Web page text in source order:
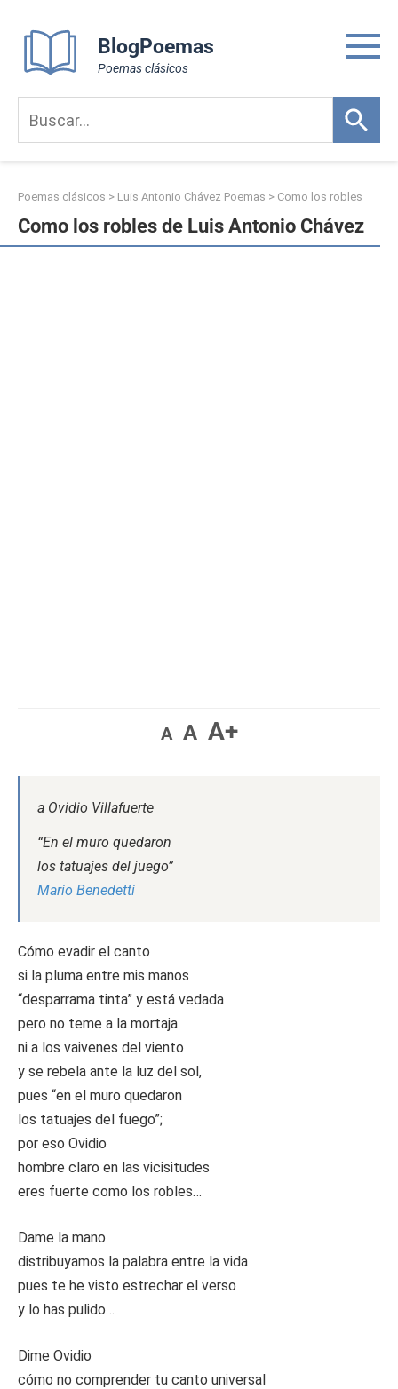
content
BlogPoemas
Poemas clásicos
Poemas clásicos > Luis Antonio Chávez Poemas > Como los robles
Como los robles de Luis Antonio Chávez
A A A+
a Ovidio Villafuerte
“En el muro quedaron
los tatuajes del juego”
Mario Benedetti
Cómo evadir el canto
si la pluma entre mis manos
“desparrama tinta” y está vedada
pero no teme a la mortaja
ni a los vaivenes del viento
y se rebela ante la luz del sol,
pues “en el muro quedaron
los tatuajes del fuego”;
por eso Ovidio
hombre claro en las vicisitudes
eres fuerte como los robles…
Dame la mano
distribuyamos la palabra entre la vida
pues te he visto estrechar el verso
y lo has pulido…
Dime Ovidio
cómo no comprender tu canto universal